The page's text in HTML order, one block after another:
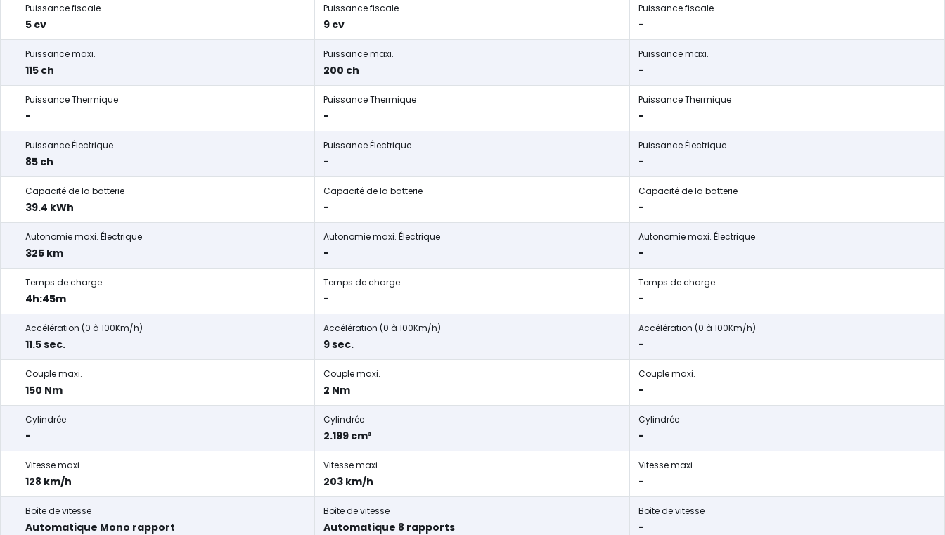
Puissance fiscale
5 cv
Puissance fiscale
9 cv
Puissance fiscale
-
Puissance maxi.
115 ch
Puissance maxi.
200 ch
Puissance maxi.
-
Puissance Thermique
-
Puissance Thermique
-
Puissance Thermique
-
Puissance Électrique
85 ch
Puissance Électrique
-
Puissance Électrique
-
Capacité de la batterie
39.4 kWh
Capacité de la batterie
-
Capacité de la batterie
-
Autonomie maxi. Électrique
325 km
Autonomie maxi. Électrique
-
Autonomie maxi. Électrique
-
Temps de charge
4h:45m
Temps de charge
-
Temps de charge
-
Accélération (0 à 100Km/h)
11.5 sec.
Accélération (0 à 100Km/h)
9 sec.
Accélération (0 à 100Km/h)
-
Couple maxi.
150 Nm
Couple maxi.
2 Nm
Couple maxi.
-
Cylindrée
-
Cylindrée
2.199 cm³
Cylindrée
-
Vitesse maxi.
128 km/h
Vitesse maxi.
203 km/h
Vitesse maxi.
-
Boîte de vitesse
Automatique Mono rapport
Boîte de vitesse
Automatique 8 rapports
Boîte de vitesse
-